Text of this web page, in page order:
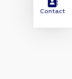
Contact